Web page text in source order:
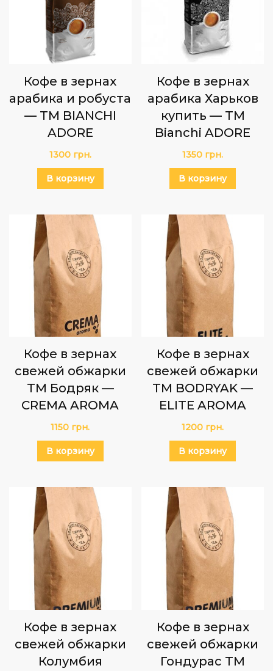
Кофе в зернах
арабика и робуста
— TM BIANCHI
ADORE
1300 грн.
В корзину
Кофе в зернах
арабика Харьков
купить — TM
Bianchi ADORE
1350 грн.
В корзину
Кофе в зернах
свежей обжарки
TM Бодряк —
CREMA AROMA
1150 грн.
В корзину
Кофе в зернах
свежей обжарки
TM BODRYAK —
ELITE AROMA
1200 грн.
В корзину
Кофе в зернах
свежей обжарки
Колумбия
Кофе в зернах
свежей обжарки
Гондурас TM